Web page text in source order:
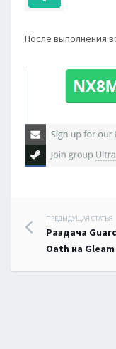
После выполнения
по
ПРЕДЫДУЩАЯ СТАТЬЯ
Раздача
Oath на Gleam